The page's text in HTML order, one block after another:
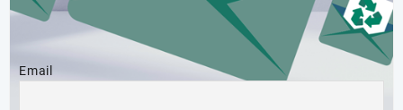
Email